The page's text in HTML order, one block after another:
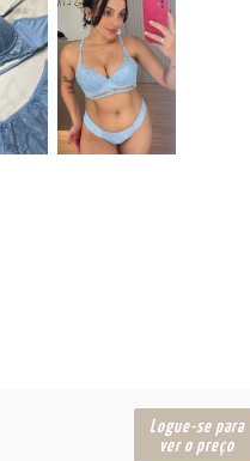
Logue-se para
ver o preço